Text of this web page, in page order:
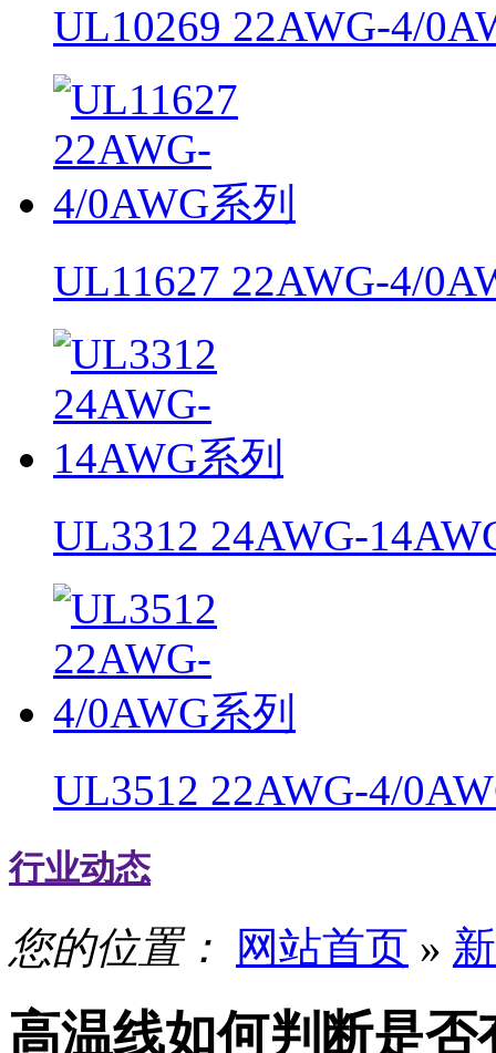
UL10269 22AWG-4/
UL11627 22AWG-4/
UL3312 24AWG-
UL3512 22AWG-4/
行业动态
您的位置： 网站首页 »
高温线如何判断是